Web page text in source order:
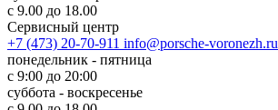
с 9.00 до 18.00
Сервисный центр
+7 (473) 20-70-911 info@porsche-voronezh.ru
понедельник - пятница
с 9:00 до 20:00
суббота - воскресенье